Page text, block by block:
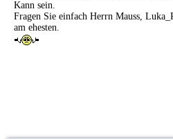
Kann sein.
Fragen Sie einfach Herrn Mauss,
am ehesten.